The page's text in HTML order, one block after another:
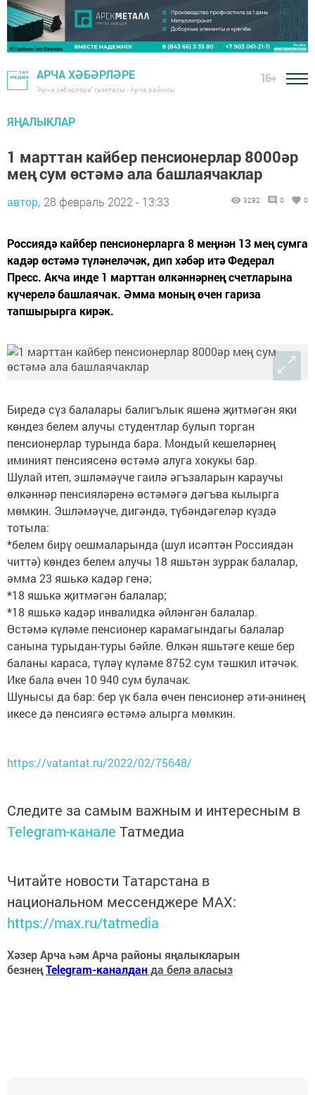
АРЧА ХӘБӘРЛӘРЕ
"Арча хәбәрләре" газетасы - Арча районы
16+
ЯҢАЛЫКЛАР
1 марттан кайбер пенсионерлар 8000әр
мең сум өстәмә ала башлаячаклар
автор, 28 февраль 2022 - 13:33 3292 0 0
Россиядә кайбер пенсионерларга 8 меңнән 13 мең сумга
кадәр өстәмә түләнеләчәк, дип хәбәр итә Федерал
Пресс. Акча инде 1 марттан өлкәннәрнең счетларына
күчерелә башлаячак. Әмма моның өчен гариза
тапшырырга кирәк.
Биредә сүз балалары балигълык яшенә җитмәгән яки
көндез белем алучы студентлар булып торган
пенсионерлар турында бара. Мондый кешеләрнең
иминият пенсиясенә өстәмә алуга хокукы бар.
Шулай итеп, эшләмәүче гаилә әгъзаларын караучы
өлкәннәр пенсияләренә өстәмәгә дәгъва кылырга
мөмкин. Эшләмәүче, дигәндә, түбәндәгеләр күздә
тотыла:
*белем бирү оешмаларында (шул исәптән Россиядән
читтә) көндез белем алучы 18 яшьтән зуррак балалар,
әмма 23 яшькә кадәр генә;
*18 яшькә җитмәгән балалар;
*18 яшькә кадәр инвалидка әйләнгән балалар.
Өстәмә күләме пенсионер карамагындагы балалар
санына турыдан-туры бәйле. Өлкән яшьтәге кеше бер
баланы караса, түләү күләме 8752 сум тәшкил итәчәк.
Ике бала өчен 10 940 сум булачак.
Шунысы да бар: бер үк бала өчен пенсионер әти-әнинең
икесе дә пенсиягә өстәмә алырга мөмкин.
https://vatantat.ru/2022/02/75648/
Следите за самым важным и интересным в
Telegram-канале Татмедиа
Читайте новости Татарстана в
национальном мессенджере MАХ:
https://max.ru/tatmedia
Хәзер Арча һәм Арча районы яңалыкларын
безнеңTelegram-каналданда белә аласыз